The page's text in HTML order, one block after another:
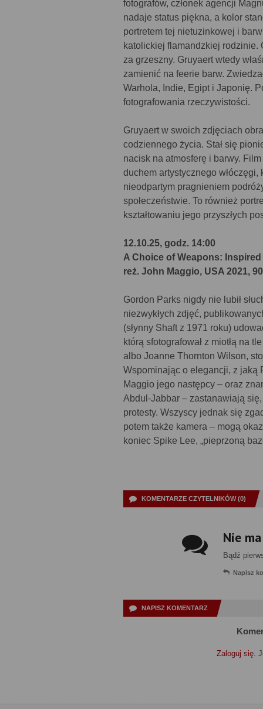
fotografów, członek agencji
nadaje status piękna, a kolor
portretem tej nietuzinkowej i
katolickiej flamandzkiej rodzinie.
za grzeszny. Gruyaert wtedy
zamienić na feerie barw.
Warhola, Indie, Egipt i Japonię.
fotografowania rzeczywistości.
Gruyaert w swoich zdjęciach
codziennego życia. Stał się
nacisk na atmosferę i barwy.
duchem artystycznego
nieodpartym pragnieniem
społeczeństwie. To również
kształtowaniu jego przyszłych
12.10.25, godz. 14:00
A Choice of Weapons:
reż. John Maggio, USA 2021,
Gordon Parks nigdy nie lubił
niezwykłych zdjęć,
(słynny Shaft z 1971 roku)
którą sfotografował z miotłą na
albo Joanne Thornton Wilson,
Wspominając o elegancji, z jaką
Maggio jego następcy – oraz
Abdul-Jabbar – zastanawiają się,
protesty. Wszyscy jednak się
potem także kamera – mogą
koniec Spike Lee, „pieprzoną
KOMENTARZE CZYTELNIKÓW (0)
Nie
Bądź
Napisz
NAPISZ KOMENTARZ
Zaloguj się.